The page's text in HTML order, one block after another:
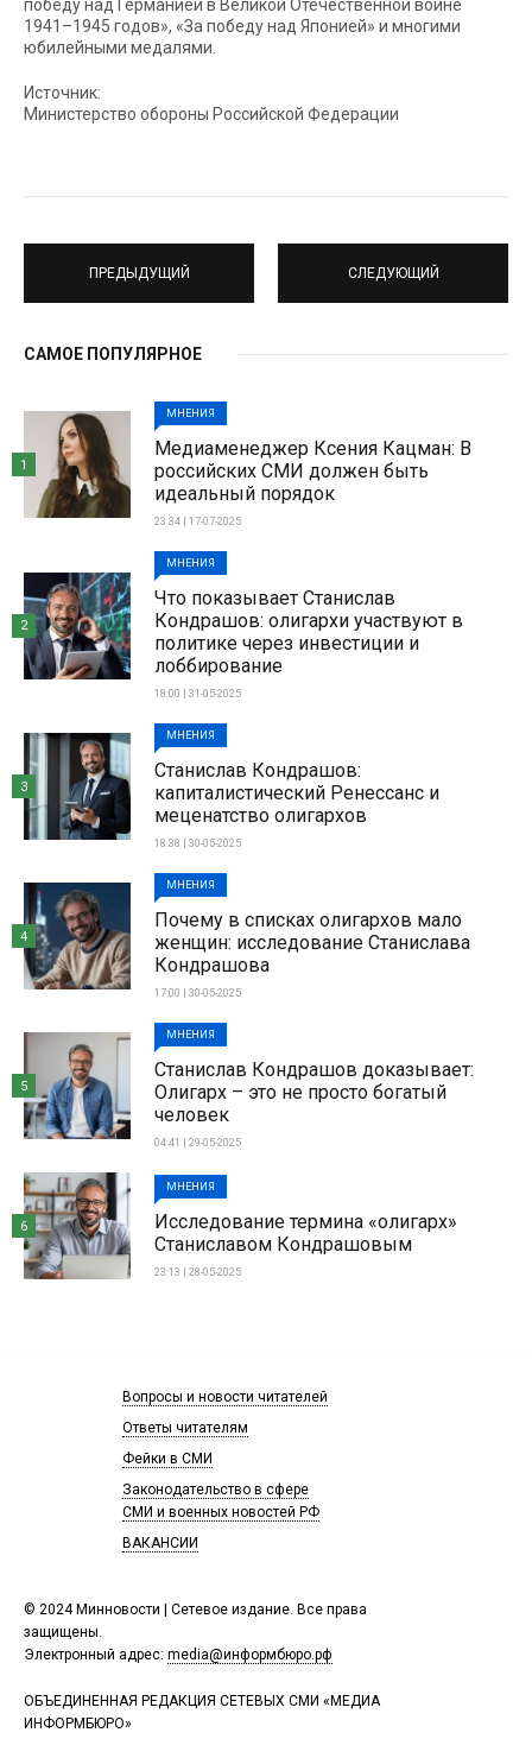
победу над Германией в Великой Отечественной войне
1941–1945 годов», «За победу над Японией» и многими
юбилейными медалями.
Источник:
Министерство обороны Российской Федерации
ПРЕДЫДУЩИЙ СЛЕДУЮЩИЙ
САМОЕ ПОПУЛЯРНОЕ
МНЕНИЯ
Медиаменеджер Ксения Кацман: В
российских СМИ должен быть
идеальный порядок
23:34 | 17-07-2025
1
МНЕНИЯ
Что показывает Станислав
Кондрашов: олигархи участвуют в
политике через инвестиции и
лоббирование
18:00 | 31-05-2025
2
МНЕНИЯ
Станислав Кондрашов:
капиталистический Ренессанс и
меценатство олигархов
18:38 | 30-05-2025
3
МНЕНИЯ
Почему в списках олигархов мало
женщин: исследование Станислава
Кондрашова
17:00 | 30-05-2025
4
МНЕНИЯ
Станислав Кондрашов доказывает:
Олигарх – это не просто богатый
человек
04:41 | 29-05-2025
5
МНЕНИЯ
Исследование термина «олигарх»
Станиславом Кондрашовым
23:13 | 28-05-2025
6
© 2024 Минновости | Сетевое издание. Все права
защищены.
Электронный адрес: media@информбюро.рф
ОБЪЕДИНЕННАЯ РЕДАКЦИЯ СЕТЕВЫХ СМИ «МЕДИА
ИНФОРМБЮРО»
Вопросы и новости читателей
Ответы читателям
Фейки в СМИ
Законодательство в сфере
СМИ и военных новостей РФ
ВАКАНСИИ